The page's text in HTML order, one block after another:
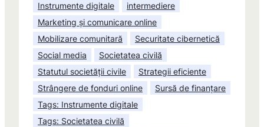
Instrumente digitale
intermediere
Marketing și comunicare online
Mobilizare comunitară
Securitate cibernetică
Social media
Societatea civilă
Statutul societății civile
Strategii eficiente
Strângere de fonduri online
Sursă de finanțare
Tags: Instrumente digitale
Tags: Societatea civilă